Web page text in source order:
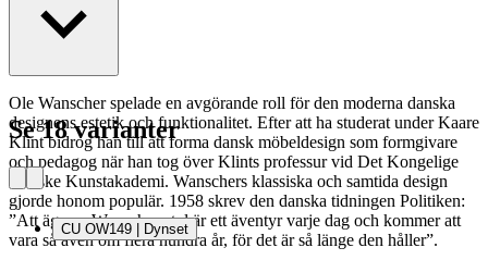
Ole Wanscher spelade en avgörande roll för den moderna danska
designens estetik och funktionalitet. Efter att ha studerat under Kaare
Klint bidrog han till att forma dansk möbeldesign som formgivare
och pedagog när han tog över Klints professur vid Det Kongelige
Danske Kunstakademi. Wanschers klassiska och samtida design
gjorde honom populär. 1958 skrev den danska tidningen Politiken:
”Att äga en Wanscher-stol är ett äventyr varje dag och kommer att
vara så även om flera hundra år, för det är så länge den håller”.
Se 18 varianter
CU OW149 | Dynset